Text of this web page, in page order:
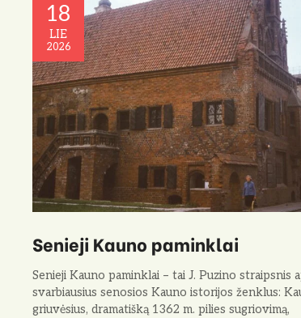
18
LIE
2026
Senieji Kauno paminklai
Senieji Kauno paminklai – tai J. Puzino straipsnis
svarbiausius senosios Kauno istorijos ženklus:
griuvėsius, dramatišką 1362 m. pilies sugriovimą,